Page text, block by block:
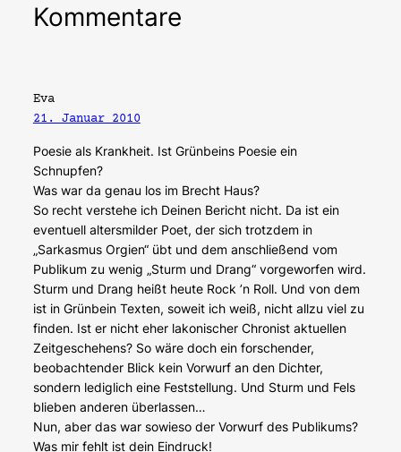
Kommentare
Eva
21. Januar 2010
Poesie als Krankheit. Ist Grünbeins Poesie ein
Schnupfen?
Was war da genau los im Brecht Haus?
So recht verstehe ich Deinen Bericht nicht. Da ist ein
eventuell altersmilder Poet, der sich trotzdem in
„Sarkasmus Orgien“ übt und dem anschließend vom
Publikum zu wenig „Sturm und Drang“ vorgeworfen wird.
Sturm und Drang heißt heute Rock ’n Roll. Und von dem
ist in Grünbein Texten, soweit ich weiß, nicht allzu viel zu
finden. Ist er nicht eher lakonischer Chronist aktuellen
Zeitgeschehens? So wäre doch ein forschender,
beobachtender Blick kein Vorwurf an den Dichter,
sondern lediglich eine Feststellung. Und Sturm und Fels
blieben anderen überlassen…
Nun, aber das war sowieso der Vorwurf des Publikums?
Was mir fehlt ist dein Eindruck!